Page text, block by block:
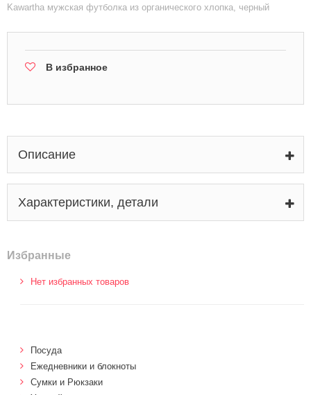
Kawartha мужская футболка из органического хлопка, черный
В избранное
Описание
Характеристики, детали
Избранные
Нет избранных товаров
Посуда
Ежедневники и блокноты
Сумки и Рюкзаки